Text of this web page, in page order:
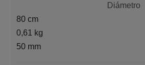
Diámetro
80 cm
0,61 kg
50 mm